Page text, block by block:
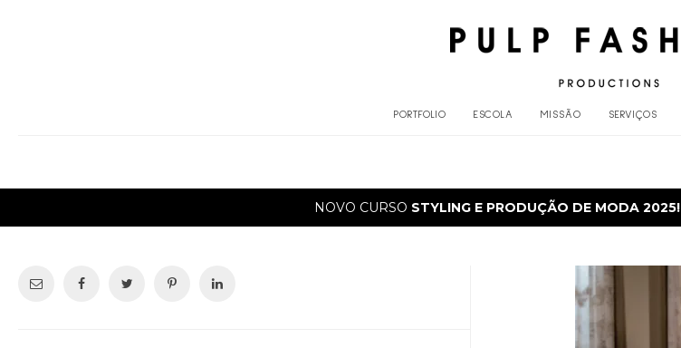
PORTFOLIO ESCOLA MISSÃO SERVIÇOS
NOVO CURSO STYLING E PRODUÇÃO DE MODA 2025!